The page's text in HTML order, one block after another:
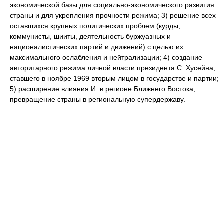
экономической базы для социально-экономического развития
страны и для укрепления прочности режима; 3) решение всех
оставшихся крупных политических проблем (курды,
коммунисты, шииты, деятельность буржуазных и
националистических партий и движений) с целью их
максимального ослабления и нейтрализации; 4) создание
авторитарного режима личной власти президента С. Хусейна,
ставшего в ноябре 1969 вторым лицом в государстве и партии;
5) расширение влияния И. в регионе Ближнего Востока,
превращение страны в региональную супердержаву.